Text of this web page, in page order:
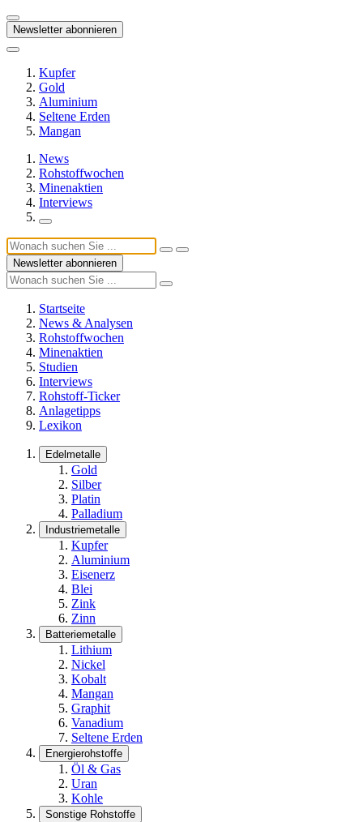
Newsletter abonnieren
Kupfer
Gold
Aluminium
Seltene Erden
Mangan
News
Rohstoffwochen
Minenaktien
Interviews
Newsletter abonnieren
Startseite
News & Analysen
Rohstoffwochen
Minenaktien
Studien
Interviews
Rohstoff-Ticker
Anlagetipps
Lexikon
Edelmetalle
Gold
Silber
Platin
Palladium
Industriemetalle
Kupfer
Aluminium
Eisenerz
Blei
Zink
Zinn
Batteriemetalle
Lithium
Nickel
Kobalt
Mangan
Graphit
Vanadium
Seltene Erden
Energierohstoffe
Öl & Gas
Uran
Kohle
Sonstige Rohstoffe